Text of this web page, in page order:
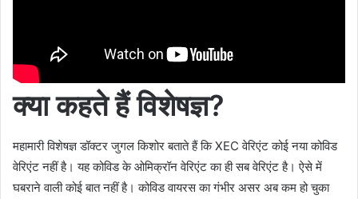
क्‍या कहते हैं विशेषज्ञ?
महामारी विशेषज्ञ डॉक्‍टर जुगल किशोर बताते हैं कि XEC वेरिएंट कोई नया कोविड
वेरिएंट नहीं है। यह कोविड के ओमिक्रॉन वेरिएंट का ही सब वेरिएंट है। ऐसे में
घबराने वाली कोई बात नहीं है। कोविड वायरस का गंभीर असर अब कम हो चुका